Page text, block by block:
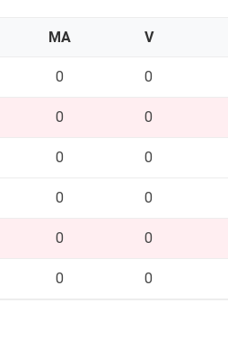
MA V
0 0
0 0
0 0
0 0
0 0
0 0